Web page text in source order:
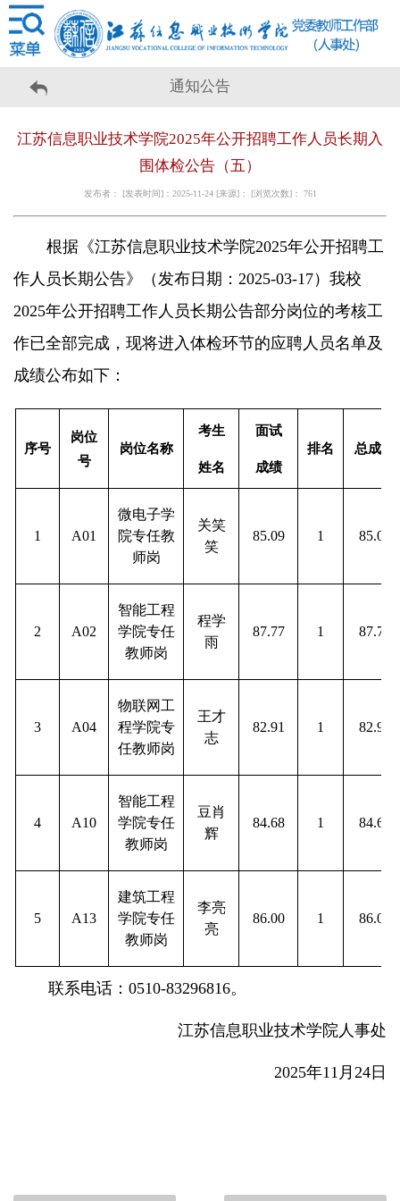
通知公告
江苏信息职业技术学院2025年公开招聘工作人员长期入
围体检公告（五）
发布者： [发表时间]：2025-11-24 [来源]： [浏览次数]： 761
根据《江苏信息职业技术学院2025年公开招聘工
作人员长期公告》（发布日期：2025-03-17）我校
2025年公开招聘工作人员长期公告部分岗位的考核工
作已全部完成，现将进入体检环节的应聘人员名单及
成绩公布如下：
序号
岗位
号
岗位名称
考生
姓名
面试
成绩
排名 总成绩
1 A01
微电子学
院专任教
师岗
关笑
笑
85.09 1 85.09
2 A02
智能工程
学院专任
教师岗
程学
雨
87.77 1 87.77
3 A04
物联网工
程学院专
任教师岗
王才
志
82.91 1 82.91
4 A10
智能工程
学院专任
教师岗
豆肖
辉
84.68 1 84.68
5 A13
建筑工程
学院专任
教师岗
李亮
亮
86.00 1 86.00
联系电话：0510-83296816。
江苏信息职业技术学院人事处
2025年11月24日